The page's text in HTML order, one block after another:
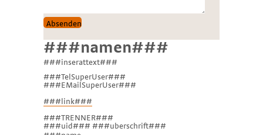
###namen###
###inserattext###
###TelSuperUser###
###EMailSuperUser###
###link###
###TRENNER###
###uid### ###uberschrift###